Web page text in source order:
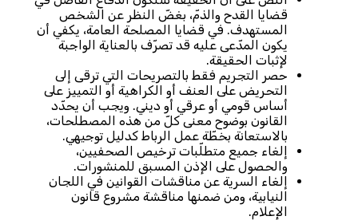
قضايا القدح والذمّ، بغضّ النظر عن الشخص
المستهدف. في قضايا المصلحة العامة، يكفي أن
يكون المدّعى عليه قد تصرّف بالعناية الواجبة
لإثبات الحقيقة.
حصر التجريم فقط بالتصريحات التي ترقى إلى
التحريض على العنف أو الكراهية أو التمييز على
أساس قومي أو عرقي أو ديني. ويجب أن يحدّد
القانون بوضوح معنى كلّ من هذه المصطلحات،
بالاستعانة بخطّة عمل الرباط كدليل توجيهي.
إلغاء جميع متطلّبات ترخيص الصحفيين،
والحصول على الإذن المسبق للمنشورات.
إلغاء السرية عن مناقشات القوانين في اللجان
النيابية، ومن ضمنها مناقشة مشروع قانون
الإعلام.